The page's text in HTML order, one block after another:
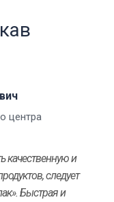
центра
качественную и
следует
Быстрая и